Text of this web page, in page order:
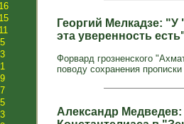
Георгий Мелкадзе:
эта уверенность
Форвард грозненского
поводу сохранения
Александр